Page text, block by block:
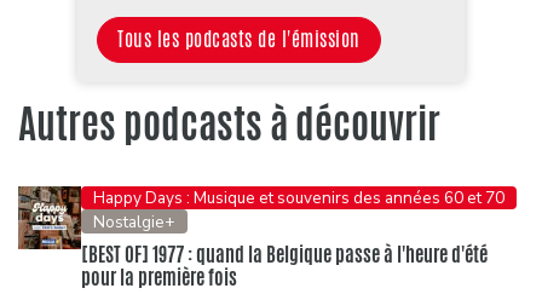
Tous les podcasts de l'émission
Autres podcasts à découvrir
Happy Days : Musique et souvenirs des années 60 et 70
Nostalgie+
[BEST OF] 1977 : quand la Belgique passe à l'heure d'été
pour la première fois